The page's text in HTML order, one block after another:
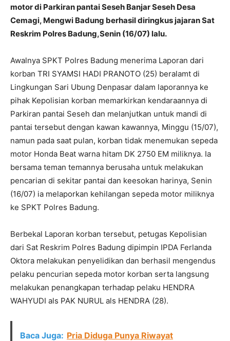
motor di Parkiran pantai Seseh Banjar Seseh Desa
Cemagi, Mengwi Badung berhasil diringkus jajaran Sat
Reskrim Polres Badung,Senin (16/07) lalu.
Awalnya SPKT Polres Badung menerima Laporan dari
korban TRI SYAMSI HADI PRANOTO (25) beralamt di
Lingkungan Sari Ubung Denpasar dalam laporannya ke
pihak Kepolisian korban memarkirkan kendaraannya di
Parkiran pantai Seseh dan melanjutkan untuk mandi di
pantai tersebut dengan kawan kawannya, Minggu (15/07),
namun pada saat pulan, korban tidak menemukan sepeda
motor Honda Beat warna hitam DK 2750 EM miliknya. Ia
bersama teman temannya berusaha untuk melakukan
pencarian di sekitar pantai dan keesokan harinya, Senin
(16/07) ia melaporkan kehilangan sepeda motor miliknya
ke SPKT Polres Badung.
Berbekal Laporan korban tersebut, petugas Kepolisian
dari Sat Reskrim Polres Badung dipimpin IPDA Ferlanda
Oktora melakukan penyelidikan dan berhasil mengendus
pelaku pencurian sepeda motor korban serta langsung
melakukan penangkapan terhadap pelaku HENDRA
WAHYUDI als PAK NURUL als HENDRA (28).
Baca Juga: Pria Diduga Punya Riwayat